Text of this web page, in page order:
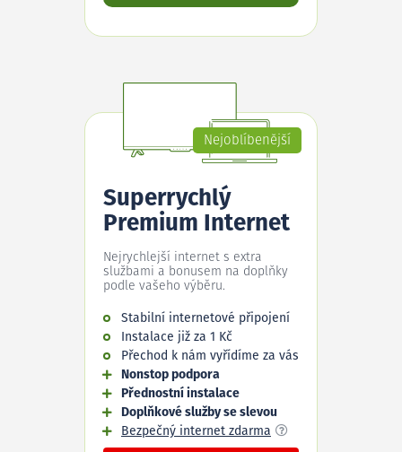
Nejoblíbenější
Superrychlý
Premium Internet
Nejrychlejší internet s extra
službami a bonusem na doplňky
podle vašeho výběru.
Stabilní internetové připojení
Instalace již za 1 Kč
Přechod k nám vyřídíme za vás
Nonstop podpora
Přednostní instalace
Doplňkové služby se slevou
Bezpečný internet zdarma